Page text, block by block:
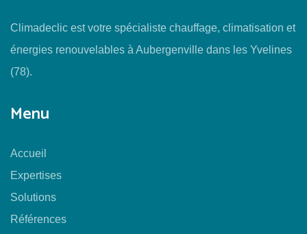
Climadeclic est votre spécialiste chauffage, climatisation et
énergies renouvelables à Aubergenville dans les Yvelines
(78).
Menu
Accueil
Expertises
Solutions
Références